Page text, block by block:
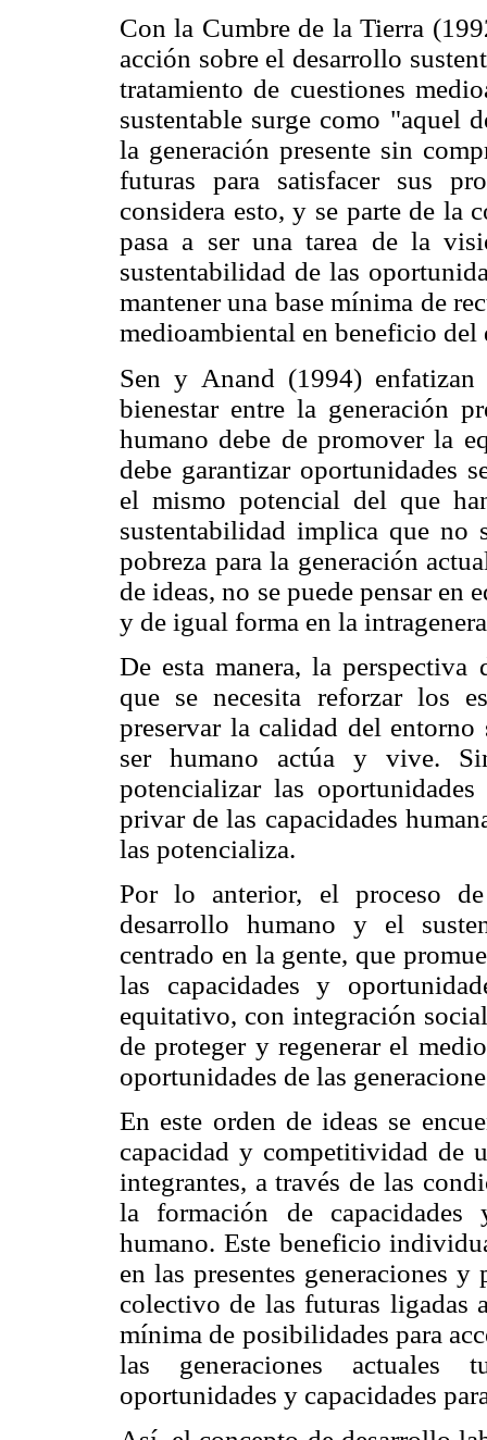
Con la Cumbre de la Tierra
acción sobre el desarrollo
tratamiento de cuestiones
sustentable surge como "aquel
la generación presente sin
futuras para satisfacer sus
considera esto, y se parte de la
pasa a ser una tarea de la
sustentabilidad de las
mantener una base mínima de
medioambiental en beneficio del
Sen y Anand (1994)
bienestar entre la generación
humano debe de promover la
debe garantizar oportunidades
el mismo potencial del que
sustentabilidad implica que no
pobreza para la generación
de ideas, no se puede pensar en
y de igual forma en la
De esta manera, la perspectiva
que se necesita reforzar los
preservar la calidad del
ser humano actúa y vive.
potencializar las
privar de las capacidades
las potencializa.
Por lo anterior, el proceso
desarrollo humano y el
centrado en la gente, que
las capacidades y
equitativo, con integración
de proteger y regenerar el
oportunidades de las
En este orden de ideas se
capacidad y competitividad de
integrantes, a través de las
la formación de capacidades
humano. Este beneficio
en las presentes generaciones
colectivo de las futuras ligadas
mínima de posibilidades para
las generaciones actuales
oportunidades y capacidades